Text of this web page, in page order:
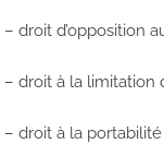
– droit d’opposition
– droit à la limitation
– droit à la portabilité